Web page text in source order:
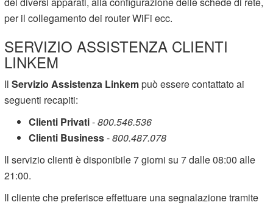
per il collegamento dei router WiFi ecc.
SERVIZIO ASSISTENZA CLIENTI
LINKEM
IlServizio Assistenza Linkempuò essere contattato ai
seguenti recapiti:
Clienti Privati-800.546.536
Clienti Business-800.487.078
Il servizio clienti è disponibile 7 giorni su 7 dalle 08:00 alle
21:00.
Il cliente che preferisce effettuare una segnalazione tramite